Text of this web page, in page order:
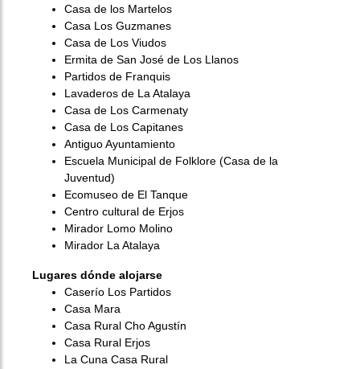
Casa de los Martelos
Casa Los Guzmanes
Casa de Los Viudos
Ermita de San José de Los Llanos
Partidos de Franquis
Lavaderos de La Atalaya
Casa de Los Carmenaty
Casa de Los Capitanes
Antiguo Ayuntamiento
Escuela Municipal de Folklore (Casa de la
Juventud)
Ecomuseo de El Tanque
Centro cultural de Erjos
Mirador Lomo Molino
Mirador La Atalaya
Lugares dónde alojarse
Caserío Los Partidos
Casa Mara
Casa Rural Cho Agustín
Casa Rural Erjos
La Cuna Casa Rural